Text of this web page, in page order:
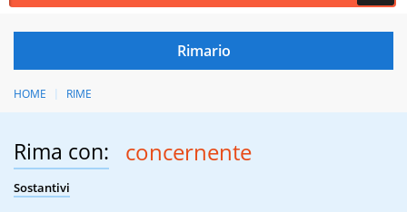
HOME RIME
Rima con: concernente
Sostantivi